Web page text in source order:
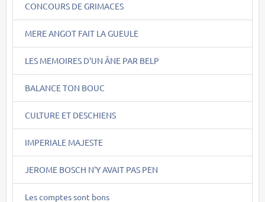
CONCOURS DE GRIMACES
MERE ANGOT FAIT LA GUEULE
LES MEMOIRES D'UN ÂNE PAR BELP
BALANCE TON BOUC
CULTURE ET DESCHIENS
IMPERIALE MAJESTE
JEROME BOSCH N'Y AVAIT PAS PEN
Les comptes sont bons